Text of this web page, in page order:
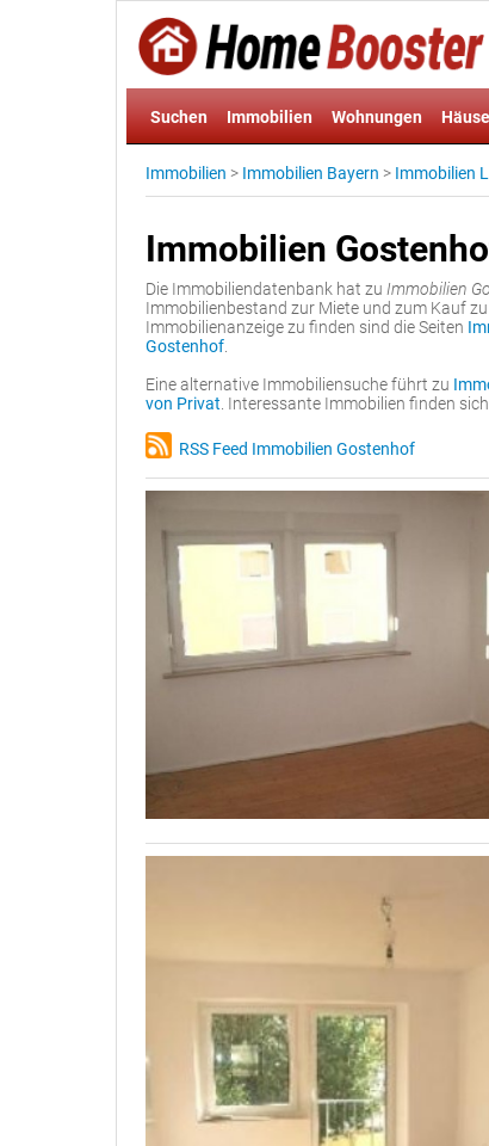
Suchen Immobilien Wohnungen
Immobilien > Immobilien Bayern > Immobilien
Immobilien
Die Immobiliendatenbank hat zu Immobilien
Immobilienbestand zur Miete und zum Kauf
Immobilienanzeige zu finden sind die Seiten
Gostenhof
Eine alternative Immobiliensuche führt zu
von Privat . Interessante Immobilien finden
RSS Feed Immobilien Gostenhof